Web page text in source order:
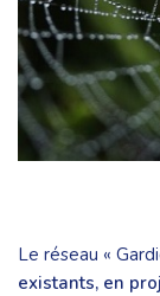
Le réseau «
existants, en